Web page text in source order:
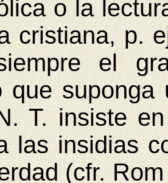
o la
cristiana, p.
el
que
T. insiste
las insidias
(cfr.